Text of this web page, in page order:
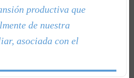
productiva que
de nuestra
asociada con el